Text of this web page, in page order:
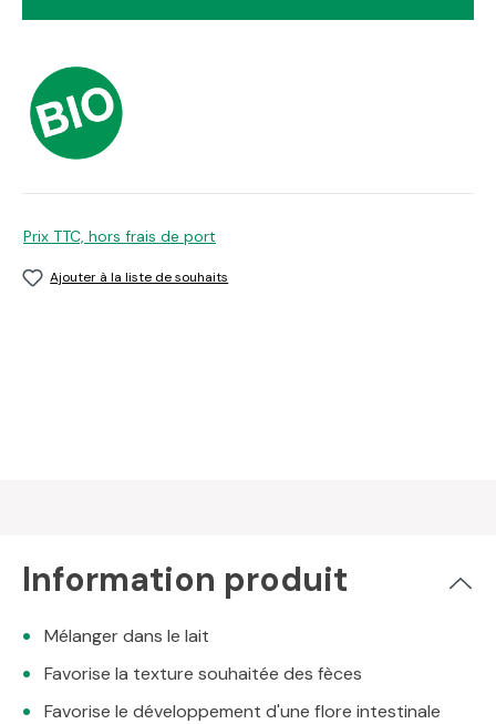
Prix TTC, hors frais de port
Ajouter à la liste de souhaits
Information produit
Mélanger dans le lait
Favorise la texture souhaitée des fèces
Favorise le développement d'une flore intestinale